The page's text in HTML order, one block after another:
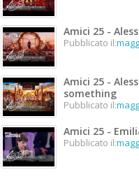
Amici 25 -
Pubblicato il:
Amici 25 -
something
Pubblicato il:
Amici 25 -
Pubblicato il: